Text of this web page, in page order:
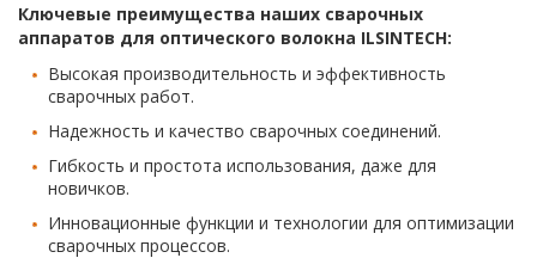
Ключевые преимущества наших сварочных
аппаратов для оптического волокна ILSINTECH:
Высокая производительность и эффективность
сварочных работ.
Надежность и качество сварочных соединений.
Гибкость и простота использования, даже для
новичков.
Инновационные функции и технологии для оптимизации
сварочных процессов.